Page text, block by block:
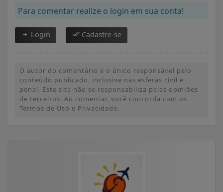
Para comentar realize o login em sua conta!
Login Cadastre-se
O autor do comentário é o único responsável pelo
conteúdo publicado, inclusive nas esferas civil e
penal. Este site não se responsabiliza pelas opiniões
de terceiros. Ao comentar, você concorda com os
Termos de Uso e Privacidade.